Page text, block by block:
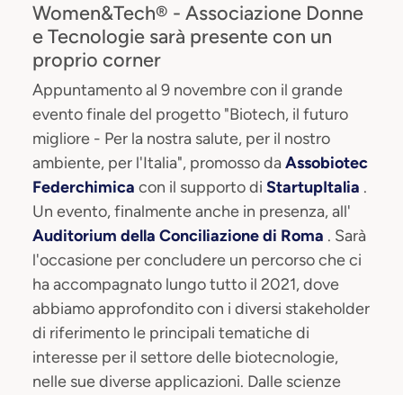
Women&Tech® - Associazione Donne
e Tecnologie sarà presente con un
proprio corner
Appuntamento al 9 novembre con il grande
evento finale del progetto "Biotech, il futuro
migliore - Per la nostra salute, per il nostro
ambiente, per l'Italia", promosso daAssobiotec
Federchimica con il supporto di StartupItalia .
Un evento, finalmente anche in presenza, all'
Auditorium della Conciliazione di Roma . Sarà
l'occasione per concludere un percorso che ci
ha accompagnato lungo tutto il 2021, dove
abbiamo approfondito con i diversi stakeholder
di riferimento le principali tematiche di
interesse per il settore delle biotecnologie,
nelle sue diverse applicazioni. Dalle scienze